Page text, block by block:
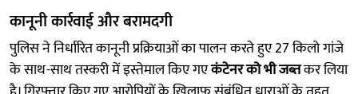
कानूनी कार्रवाई और बरामदगी
पुलिस ने निर्धारित कानूनी प्रक्रियाओं का पालन करते हुए 27 किलो गांजे
के साथ-साथ तस्करी में इस्तेमाल किए गएकंटेनर को भी जब्तकर लिया